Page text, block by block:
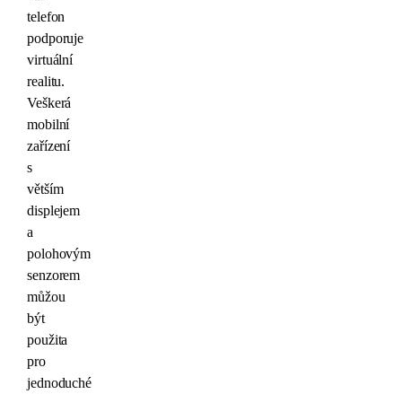
telefon
podporuje
virtuální
realitu.
Veškerá
mobilní
zařízení
s
větším
displejem
a
polohovým
senzorem
můžou
být
použita
pro
jednoduché